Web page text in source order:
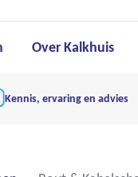
Over Kalkhuis
Kennis, ervaring en advies